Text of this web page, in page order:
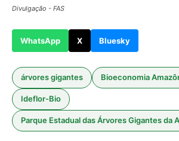
Divulgação - FAS
WhatsApp X Bluesky
árvores gigantes Bioeconomia
Ideflor-Bio
Parque Estadual das Árvores Gigantes da